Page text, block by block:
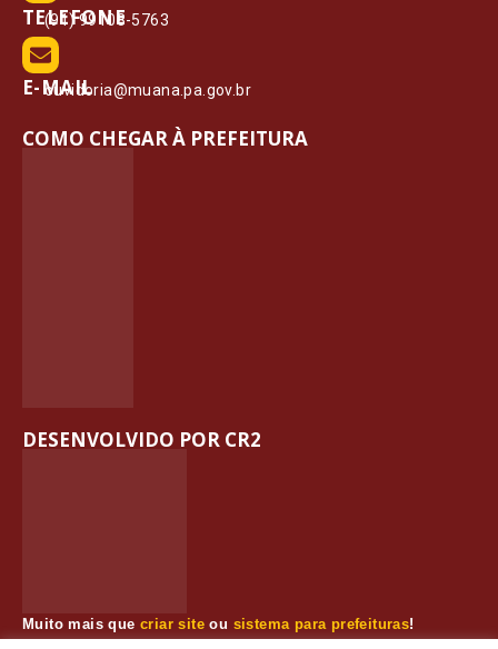
TELEFONE
(91) 99108-5763
E-MAIL
ouvidoria@muana.pa.gov.br
COMO CHEGAR À PREFEITURA
Muito mais quecriar site ou sistema para prefeituras!
DESENVOLVIDO POR CR2